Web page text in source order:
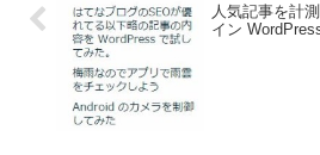
人気記事を計
イン